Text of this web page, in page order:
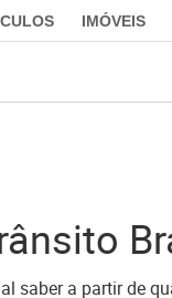
IMÓVEIS
saber a partir de